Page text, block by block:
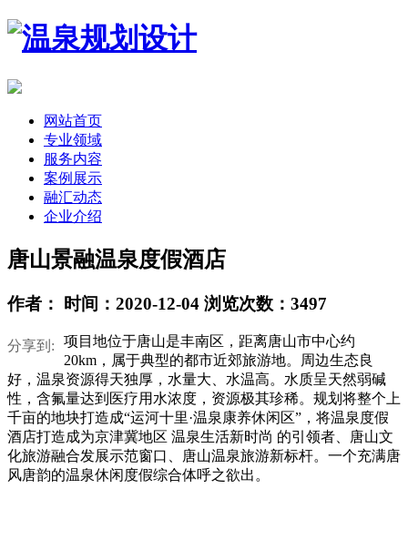
网站首页
专业领域
服务内容
案例展示
融汇动态
企业介绍
唐山景融温泉度假酒店
作者： 时间：2020-12-04 浏览次数：3497
分享到:
项目地位于唐山是丰南区，距离唐山市中心约
20km，属于典型的都市近郊旅游地。周边生态良
好，温泉资源得天独厚，水量大、水温高。水质呈天然弱碱
性，含氟量达到医疗用水浓度，资源极其珍稀。规划将整个上
千亩的地块打造成“运河十里·温泉康养休闲区”，将温泉度假
酒店打造成为京津冀地区 温泉生活新时尚 的引领者、唐山文
化旅游融合发展示范窗口、唐山温泉旅游新标杆。一个充满唐
风唐韵的温泉休闲度假综合体呼之欲出。